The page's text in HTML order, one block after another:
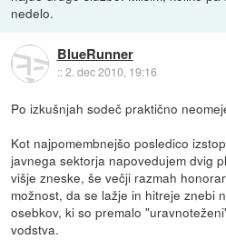
nedelo.
BlueRunner
::2. dec 2010, 19:16
Po izkušnjah sodeč praktično
Kot najpomembnejšo posledico
javnega sektorja napovedujem dvig
višje zneske, še večji razmah
možnost, da se lažje in hitreje znebi
osebkov, ki so premalo
vodstva.